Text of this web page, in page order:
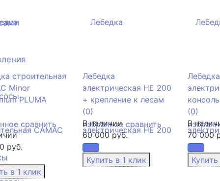
сравнить
строительная
Minor
PLUMA
руб.
избранное сравнить
Лебедка
электрическая HE 200
+ крепление к лесам
(0)
В наличии
60 000 руб.
Лебедка
(0)
В
70 000